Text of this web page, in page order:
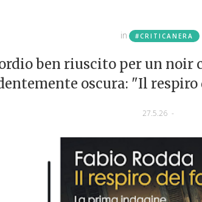
in #CRITICANERA
ben riuscito per un noir
oscura: "Il
27.5.26 -